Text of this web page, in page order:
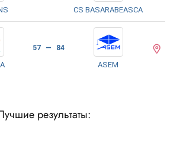
CS BASARABEASCA
57 — 84
ASEM
результаты: